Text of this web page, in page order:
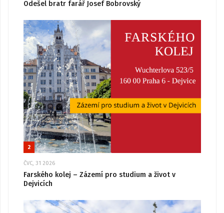
Odešel bratr farář Josef Bobrovský
2
ČVC, 31 2026
Farského kolej – Zázemí pro studium a život v
Dejvicích